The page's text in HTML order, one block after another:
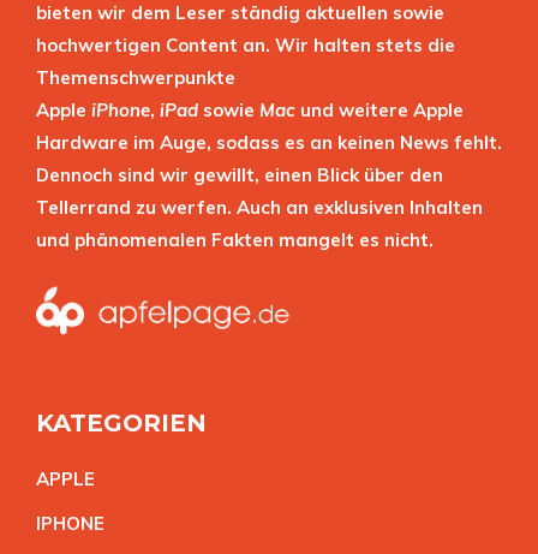
bieten wir dem Leser ständig aktuellen sowie
hochwertigen Content an. Wir halten stets die
Themenschwerpunkte
Apple iPhone, iPad sowie Mac und weitere Apple
Hardware im Auge, sodass es an keinen News fehlt.
Dennoch sind wir gewillt, einen Blick über den
Tellerrand zu werfen. Auch an exklusiven Inhalten
und phänomenalen Fakten mangelt es nicht.
KATEGORIEN
APPLE
IPHONE